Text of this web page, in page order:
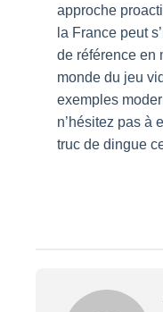
approche
la France peut
de référence en
monde du jeu
exemples
n’hésitez pas à
truc de dingue